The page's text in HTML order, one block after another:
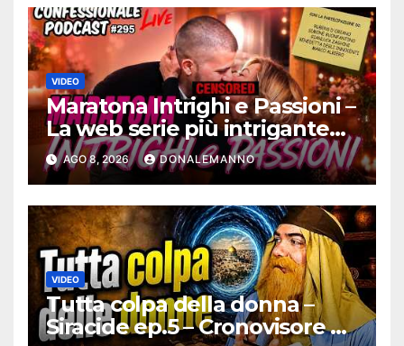
VIDEO
Maratona Intrighi e Passioni –
La web serie più intrigante
d’Italia |
#ConfessionalePodcast 295
AGO 8, 2026 DONALEMANNO
VIDEO
Tutta colpa della donna –
Siracide ep.5 – Cronovisore e